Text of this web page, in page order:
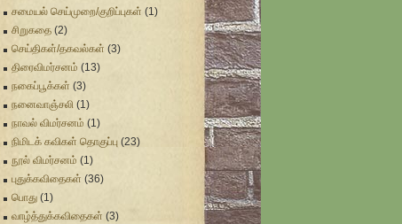
சமையல் செய்முறை/குறிப்புகள் (1)
சிறுகதை (2)
செய்திகள்/தகவல்கள் (3)
திரைவிமர்சனம் (13)
நகைப்பூக்கள் (3)
நனைவாஞ்சலி (1)
நாவல் விமர்சனம் (1)
நிமிடக் கவிகள் தொகுப்பு (23)
நூல் விமர்சனம் (1)
புதுக்கவிதைகள் (36)
பொது (1)
வாழ்த்துக்கவிதைகள் (3)